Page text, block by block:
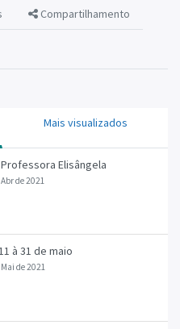
Mais visualizados
- Professora Elisângela
de 2021
2 5ª Apostila - 11 à 31 de maio
de 2021
Compartilhamento